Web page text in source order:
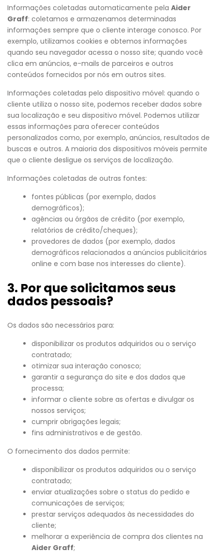
Informações coletadas automaticamente pela Aider
Graff: coletamos e armazenamos determinadas
informações sempre que o cliente interage conosco. Por
exemplo, utilizamos cookies e obtemos informações
quando seu navegador acessa o nosso site; quando você
clica em anúncios, e-mails de parceiros e outros
conteúdos fornecidos por nós em outros sites.
Informações coletadas pelo dispositivo móvel: quando o
cliente utiliza o nosso site, podemos receber dados sobre
sua localização e seu dispositivo móvel. Podemos utilizar
essas informações para oferecer conteúdos
personalizados como, por exemplo, anúncios, resultados de
buscas e outros. A maioria dos dispositivos móveis permite
que o cliente desligue os serviços de localização.
Informações coletadas de outras fontes:
fontes públicas (por exemplo, dados
demográficos);
agências ou órgãos de crédito (por exemplo,
relatórios de crédito/cheques);
provedores de dados (por exemplo, dados
demográficos relacionados a anúncios publicitários
online e com base nos interesses do cliente).
3. Por que solicitamos seus
dados pessoais?
Os dados são necessários para:
disponibilizar os produtos adquiridos ou o serviço
contratado;
otimizar sua interação conosco;
garantir a segurança do site e dos dados que
processa;
informar o cliente sobre as ofertas e divulgar os
nossos serviços;
cumprir obrigações legais;
fins administrativos e de gestão.
O fornecimento dos dados permite:
disponibilizar os produtos adquiridos ou o serviço
contratado;
enviar atualizações sobre o status do pedido e
comunicações de serviços;
prestar serviços adequados às necessidades do
cliente;
melhorar a experiência de compra dos clientes na
Aider Graff;